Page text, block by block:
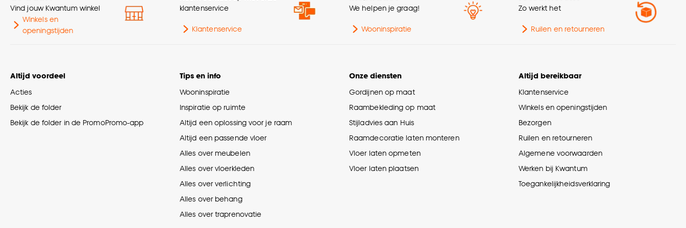
rolstoelgebruik,
(zacht), Ingefreesd,
oppervlaktevloerverwarmi
ng (matten)
Betonnen dekvloer,
Houten ondervloer, Oude
Vind jouw Kwantum winkel
Winkels en
openingstijden
klantenservice
Klantenservice
We helpen je graag!
Wooninspiratie
Zo werkt het
Ruilen en retourneren
Altijd voordeel
Acties
Bekijk de folder
Bekijk de folder in de PromoPromo-app
Tips en info
Wooninspiratie
Inspiratie op ruimte
Altijd een oplossing voor je raam
Altijd een passende vloer
Alles over meubelen
Alles over vloerkleden
Alles over verlichting
Alles over behang
Alles over traprenovatie
Onze diensten
Gordijnen op maat
Raambekleding op maat
Stijladvies aan Huis
Raamdecoratie laten monteren
Vloer laten opmeten
Vloer laten plaatsen
Altijd bereikbaar
Klantenservice
Winkels en openingstijden
Bezorgen
Ruilen en retourneren
Algemene voorwaarden
Werken bij Kwantum
Toegankelijkheidsverklaring